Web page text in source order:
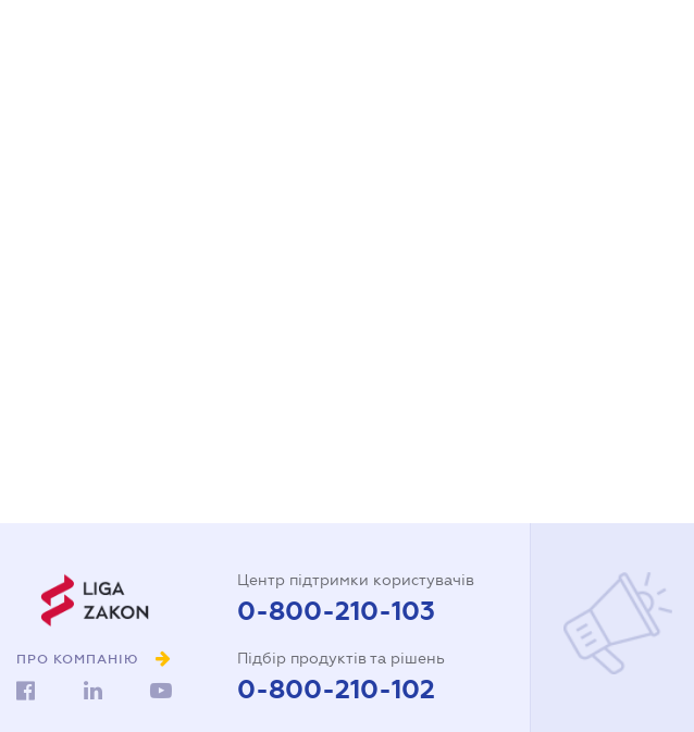
ПРО КОМПАНІЮ
Центр підтримки користувачів
0-800-210-103
Підбір продуктів та рішень
0-800-210-102